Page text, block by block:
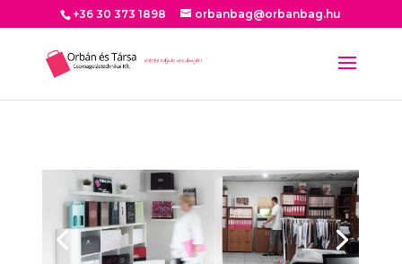
+36 30 373 1898 orbanbag@orbanbag.hu